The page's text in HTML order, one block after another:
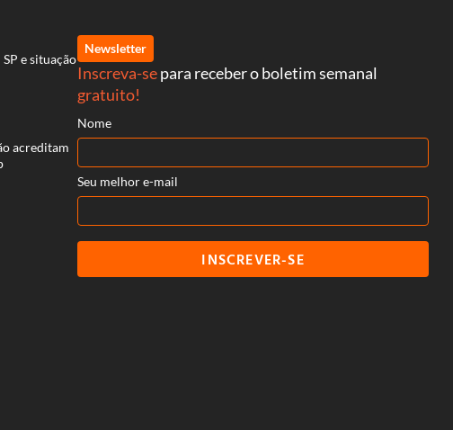
e situação
acreditam
Newsletter
Inscreva-separa receber o boletim semanal
gratuito!
Nome
Seu melhor e-mail
INSCREVER-SE